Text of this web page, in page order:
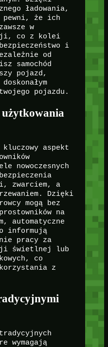
ładowania,
pewni, że ich
w
co z kolei
i
od
samochód
pojazd,
pojazdu.
użytkowania
kluczowy aspekt
nowoczesnych
zwarciem, a
Dzięki
mogą bez
na
automatyczne
informują
pracy za
świetlnej lub
co
z
wymagają